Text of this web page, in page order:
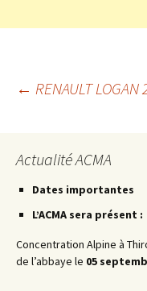
des
articles
← RENAULT LOGAN
Actualité ACMA
Dates importantes
L’ACMA sera présent :
Concentration Alpine à
de l’abbaye le 05